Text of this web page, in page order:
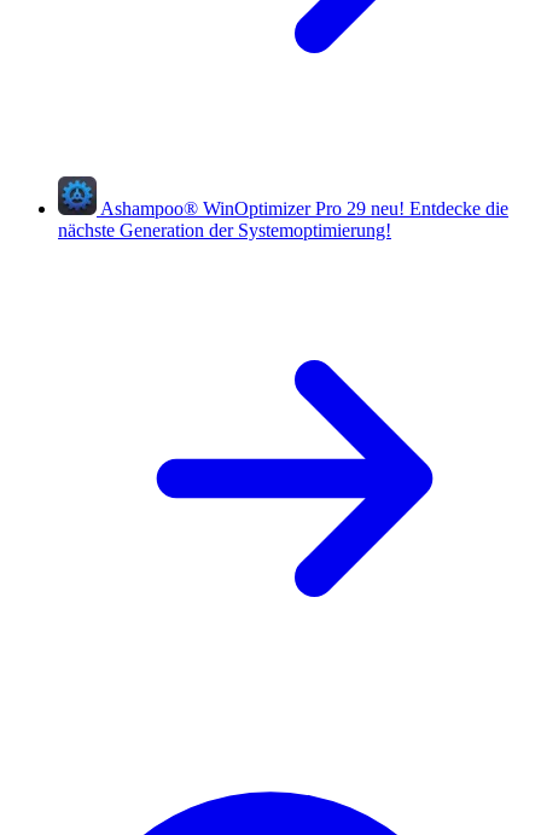
Ashampoo® WinOptimizer Pro 29 neu! Entdecke die
nächste Generation der Systemoptimierung!